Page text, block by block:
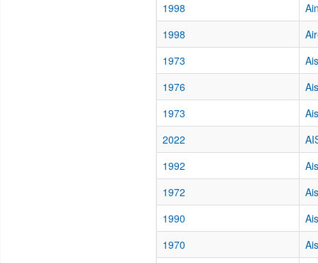
1998
1998
1973
1976
1973
2022
1992
1972
1990
1970